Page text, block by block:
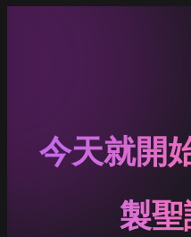
今天就開
製